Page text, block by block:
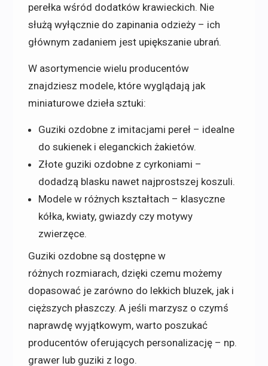
perełka wśród dodatków krawieckich. Nie
służą wyłącznie do zapinania odzieży – ich
głównym zadaniem jest upiększanie ubrań.
W asortymencie wielu producentów
znajdziesz modele, które wyglądają jak
miniaturowe dzieła sztuki:
Guziki ozdobne z imitacjami pereł – idealne
do sukienek i eleganckich żakietów.
Złote guziki ozdobne z cyrkoniami –
dodadzą blasku nawet najprostszej koszuli.
Modele w różnych kształtach – klasyczne
kółka, kwiaty, gwiazdy czy motywy
zwierzęce.
Guziki ozdobne są dostępne w
różnych rozmiarach, dzięki czemu możemy
dopasować je zarówno do lekkich bluzek, jak i
cięższych płaszczy. A jeśli marzysz o czymś
naprawdę wyjątkowym, warto poszukać
producentów oferujących personalizację – np.
grawer lub guziki z logo.